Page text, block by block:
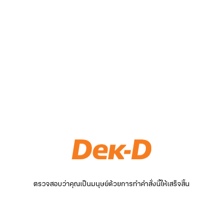
ตรวจสอบว่าคุณเป็นมนุษย์ด้วยการทำคำสั่งนี้ให้เสร็จสิ้น